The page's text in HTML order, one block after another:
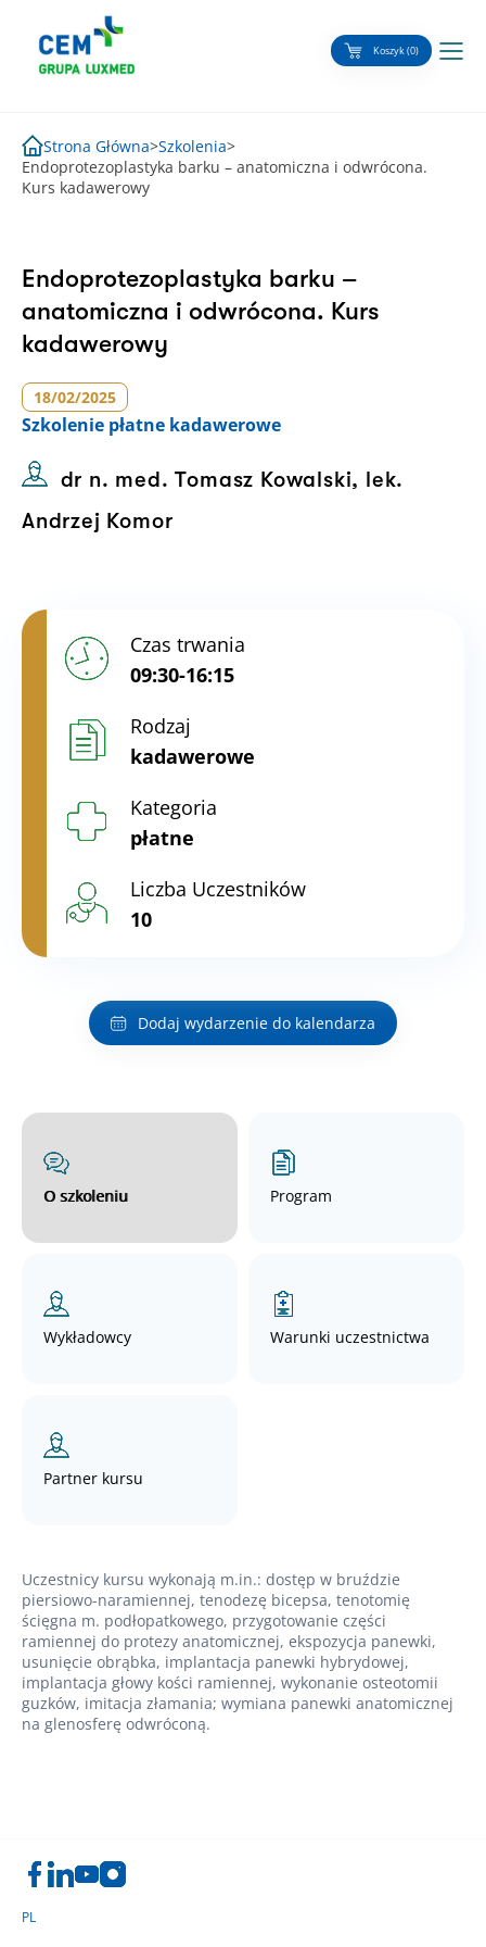
content
Koszyk (0)
Strona Główna>Szkolenia>
Endoprotezoplastyka barku – anatomiczna i odwrócona.
Kurs kadawerowy
Endoprotezoplastyka barku –
anatomiczna i odwrócona. Kurs
kadawerowy
18/02/2025
Szkolenie płatne kadawerowe
dr n. med. Tomasz Kowalski, lek.
Andrzej Komor
Czas trwania
09:30-16:15
Rodzaj
kadawerowe
Kategoria
płatne
Liczba Uczestników
10
Dodaj wydarzenie do kalendarza
O szkoleniu Program
Wykładowcy Warunki uczestnictwa
Partner kursu
Uczestnicy kursu wykonają m.in.: dostęp w bruździe
piersiowo-naramiennej, tenodezę bicepsa, tenotomię
ścięgna m. podłopatkowego, przygotowanie części
ramiennej do protezy anatomicznej, ekspozycja panewki,
usunięcie obrąbka, implantacja panewki hybrydowej,
implantacja głowy kości ramiennej, wykonanie osteotomii
guzków, imitacja złamania; wymiana panewki anatomicznej
na glenosferę odwróconą.
PL